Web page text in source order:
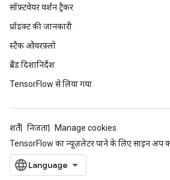
सॉफ़्टवेयर वर्शन ट्रैकर
प्रॉडक्ट की जानकारी
स्टैक ओवरफ़्लो
ब्रैंड दिशानिर्देश
TensorFlow से लिया गया
शर्तें निजता
Manage cookies
TensorFlow का न्यूज़लेटर पाने के लिए साइन अप